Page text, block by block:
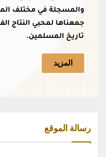
والمسجلة في مختلف
جمعناها لمحبي النتاج
تاريخ المسلمين.
المزيد
رسالة الموقع